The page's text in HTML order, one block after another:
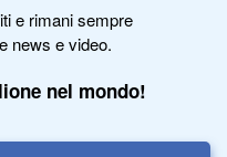
e rimani sempre
news e video.
nel mondo!